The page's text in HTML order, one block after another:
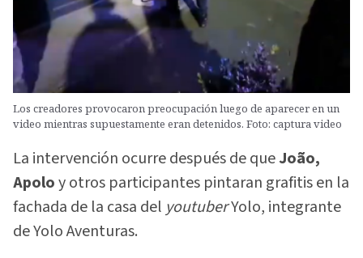
Los creadores provocaron preocupación luego de aparecer en un
video mientras supuestamente eran detenidos. Foto: captura video
La intervención ocurre después de queJoão,
Apoloy otros participantes pintaran grafitis en la
fachada de la casa del youtuberYolo, integrante
de Yolo Aventuras.